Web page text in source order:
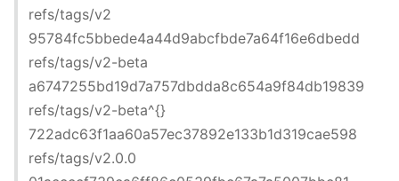
refs/tags/v2
95784fc5bbede4a44d9abcfbde7a64f16e6dbedd
refs/tags/v2-beta
a6747255bd19d7a757dbdda8c654a9f84db19839
refs/tags/v2-beta^{}
722adc63f1aa60a57ec37892e133b1d319cae598
refs/tags/v2.0.0